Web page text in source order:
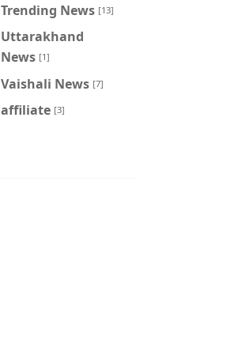
Trending News [13]
Uttarakhand
News [1]
Vaishali News [7]
affiliate [3]